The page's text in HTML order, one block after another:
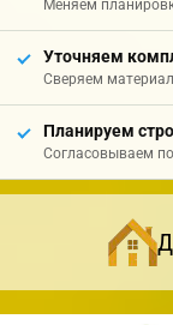
Меняем
Уточняем
Сверяем
Планируем
Согласовываем